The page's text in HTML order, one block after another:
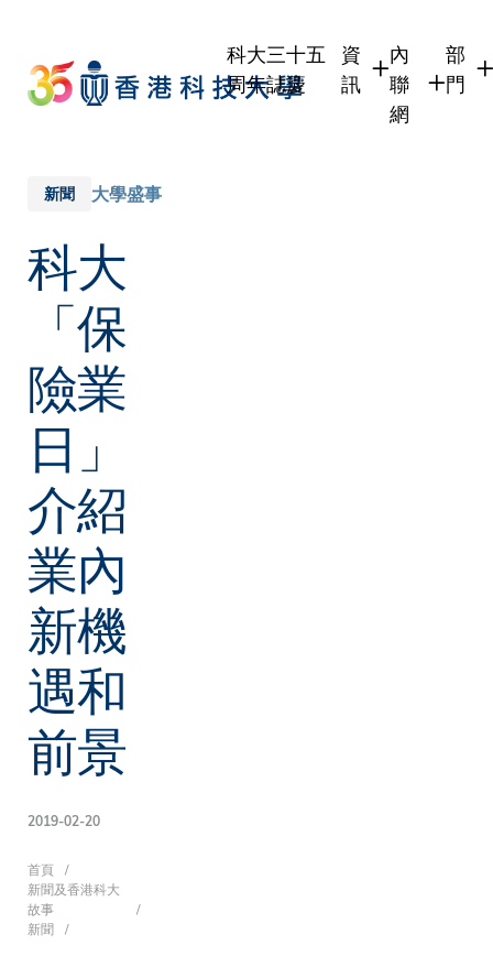
main
content
科大三十五
周年誌慶
資
訊
內
聯
網
部
門
新聞 大學盛事
科大
「保
險業
日」
介紹
業內
新機
遇和
前景
2019-02-20
導
首頁
新聞及香港科大
故事
新聞